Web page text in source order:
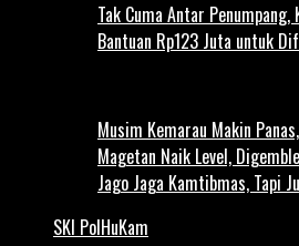
Tak Cuma Antar Penumpang,
Bantuan Rp123 Juta untuk
Musim Kemarau Makin
Magetan Naik Level,
Jago Jaga Kamtibmas, Tapi
SKI PolHuKam